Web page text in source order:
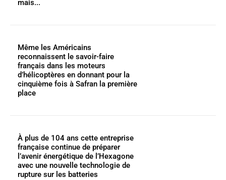
mais...
Même les Américains
reconnaissent le savoir-faire
français dans les moteurs
d’hélicoptères en donnant pour la
cinquième fois à Safran la première
place
À plus de 104 ans cette entreprise
française continue de préparer
l’avenir énergétique de l’Hexagone
avec une nouvelle technologie de
rupture sur les batteries